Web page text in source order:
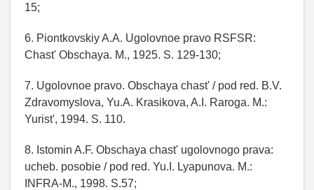
15;
6. Piontkovskiy A.A. Ugolovnoe pravo RSFSR:
Chast' Obschaya. M., 1925. S. 129-130;
7. Ugolovnoe pravo. Obschaya chast' / pod red. B.V.
Zdravomyslova, Yu.A. Krasikova, A.I. Raroga. M.:
Yurist', 1994. S. 110.
8. Istomin A.F. Obschaya chast' ugolovnogo prava:
ucheb. posobie / pod red. Yu.I. Lyapunova. M.:
INFRA-M., 1998. S.57;